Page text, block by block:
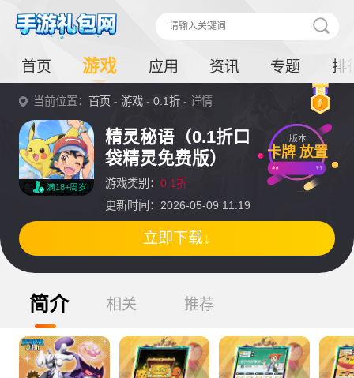
首页 游戏 应用 资讯 专题 排
当前位置：首页 -游戏 -0.1折 - 详情
满18+周岁
精灵秘语（0.1折口
袋精灵免费版）
游戏类别： 0.1折
更新时间：2026-05-09 11:19
版本
卡牌 放置
立即下载↓
简介 相关 推荐